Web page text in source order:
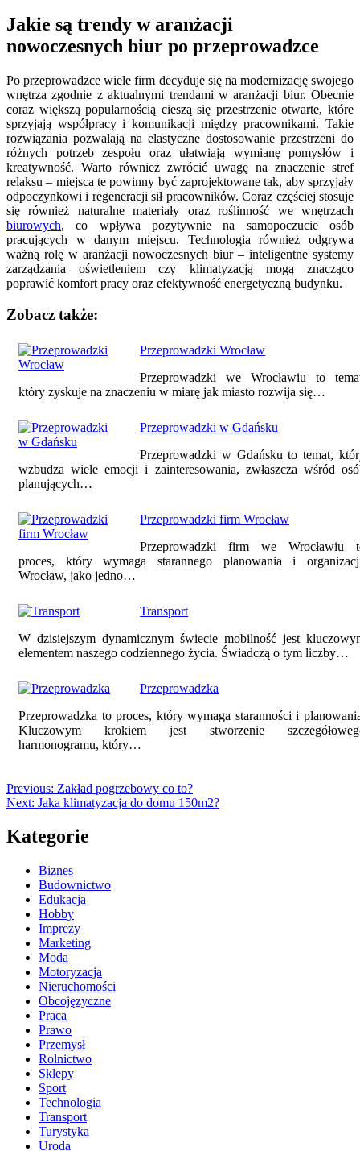
Jakie są trendy w aranżacji
nowoczesnych biur po przeprowadzce
Po przeprowadzce wiele firm decyduje się na modernizację swojego
wnętrza zgodnie z aktualnymi trendami w aranżacji biur. Obecnie
coraz większą popularnością cieszą się przestrzenie otwarte, które
sprzyjają współpracy i komunikacji między pracownikami. Takie
rozwiązania pozwalają na elastyczne dostosowanie przestrzeni do
różnych potrzeb zespołu oraz ułatwiają wymianę pomysłów i
kreatywność. Warto również zwrócić uwagę na znaczenie stref
relaksu – miejsca te powinny być zaprojektowane tak, aby sprzyjały
odpoczynkowi i regeneracji sił pracowników. Coraz częściej stosuje
się również naturalne materiały oraz roślinność we wnętrzach
biurowych, co wpływa pozytywnie na samopoczucie osób
pracujących w danym miejscu. Technologia również odgrywa
ważną rolę w aranżacji nowoczesnych biur – inteligentne systemy
zarządzania oświetleniem czy klimatyzacją mogą znacząco
poprawić komfort pracy oraz efektywność energetyczną budynku.
Zobacz także:
Przeprowadzki Wrocław
Przeprowadzki we Wrocławiu to
który zyskuje na znaczeniu w miarę jak miasto rozwija się…
Przeprowadzki w Gdańsku
Przeprowadzki w Gdańsku to temat,
wzbudza wiele emocji i zainteresowania, zwłaszcza wśród
planujących…
Przeprowadzki firm Wrocław
Przeprowadzki firm we Wrocławiu
proces, który wymaga starannego planowania i
Wrocław, jako jedno…
Transport
W dzisiejszym dynamicznym świecie mobilność jest
elementem naszego codziennego życia. Świadczą o tym liczby…
Przeprowadzka
Przeprowadzka to proces, który wymaga staranności i
Kluczowym krokiem jest stworzenie
harmonogramu, który…
Nawigacja
wpisu
Previous: Zakład pogrzebowy co to?
Next: Jaka klimatyzacja do domu 150m2?
Kategorie
Biznes
Budownictwo
Edukacja
Hobby
Imprezy
Marketing
Moda
Motoryzacja
Nieruchomości
Obcojęzyczne
Praca
Prawo
Przemysł
Rolnictwo
Sklepy
Sport
Technologia
Transport
Turystyka
Uroda